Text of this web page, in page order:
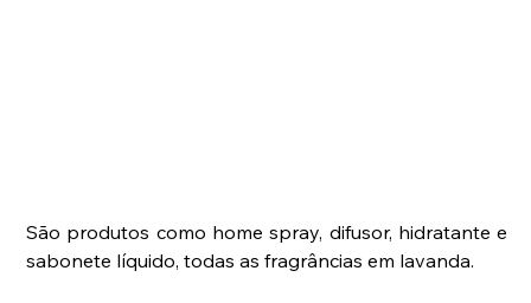
São produtos como home spray, difusor, hidratante e
sabonete líquido, todas as fragrâncias em lavanda.